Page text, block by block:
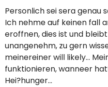
Personlich sei sera genau
Ich nehme auf keinen fall
eroffnen, dies ist und
unangenehm, zu gern
meinereiner will likely…
funktionieren, wanneer
Hei?hunger…